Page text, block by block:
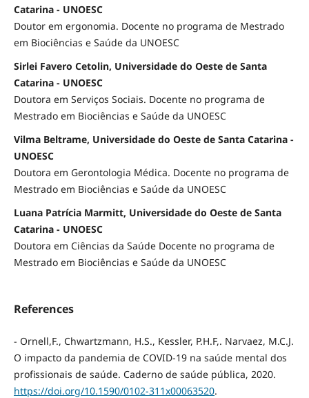
Catarina - UNOESC
Doutor em ergonomia. Docente no programa de Mestrado
em Biociências e Saúde da UNOESC
Sirlei Favero Cetolin, Universidade do Oeste de Santa
Catarina - UNOESC
Doutora em Serviços Sociais. Docente no programa de
Mestrado em Biociências e Saúde da UNOESC
Vilma Beltrame, Universidade do Oeste de Santa Catarina -
UNOESC
Doutora em Gerontologia Médica. Docente no programa de
Mestrado em Biociências e Saúde da UNOESC
Luana Patrícia Marmitt, Universidade do Oeste de Santa
Catarina - UNOESC
Doutora em Ciências da Saúde Docente no programa de
Mestrado em Biociências e Saúde da UNOESC
References
- Ornell,F., Chwartzmann, H.S., Kessler, P.H.F,. Narvaez, M.C.J.
O impacto da pandemia de COVID-19 na saúde mental dos
profissionais de saúde. Caderno de saúde pública, 2020.
https://doi.org/10.1590/0102-311x00063520.